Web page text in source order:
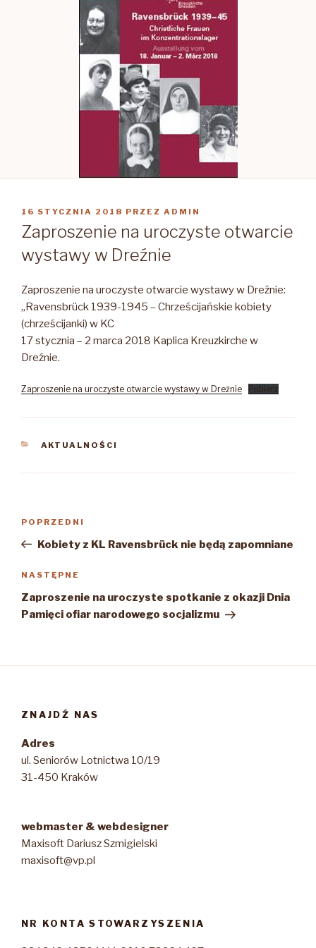
OPUBLIKOWANE
W
16 STYCZNIA 2018 PRZEZ ADMIN
Zaproszenie na uroczyste otwarcie
wystawy w Dreźnie
Zaproszenie na uroczyste otwarcie wystawy w Dreźnie:
„Ravensbrück 1939-1945 – Chrześcijańskie kobiety
(chrześcijanki) w KC
17 stycznia – 2 marca 2018 Kaplica Kreuzkirche w
Dreźnie.
Zaproszenie na uroczyste otwarcie wystawy w Dreźnie Pobierz
KATEGORIE
AKTUALNOŚCI
Poprzedni
wpis
POPRZEDNI
Kobiety z KL Ravensbrück nie będą zapomniane
Następny
wpis
NASTĘPNE
Zaproszenie na uroczyste spotkanie z okazji Dnia
Pamięci ofiar narodowego socjalizmu
ZNAJDŹ NAS
Adres
ul. Seniorów Lotnictwa 10/19
31-450 Kraków
webmaster & webdesigner
Maxisoft Dariusz Szmigielski
maxisoft@vp.pl
NR KONTA STOWARZYSZENIA